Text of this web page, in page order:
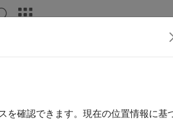
MATLAB
guards.
を確認できます。現在の位置情報に基